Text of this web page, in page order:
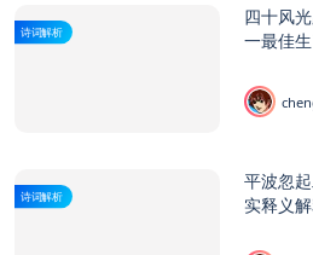
诗词解析
四十风
一最佳
诗词解析
平波忽
实释义